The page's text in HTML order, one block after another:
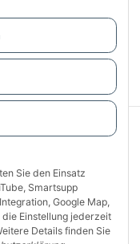
Sie den Einsatz
Smartsupp
Google Map,
die Einstellung jederzeit
Details finden Sie